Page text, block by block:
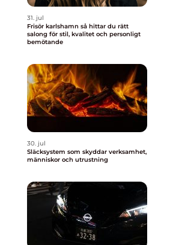
31. jul
Frisör karlshamn så hittar du rätt
salong för stil, kvalitet och personligt
bemötande
30. jul
Släcksystem som skyddar verksamhet,
människor och utrustning